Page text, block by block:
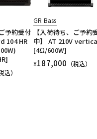
予約受付
104 HR
込）
GR Bass
【入荷待ち、ご予約
中】 AT 210V
[4Ω/600W]
¥187,000 （税込）